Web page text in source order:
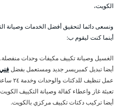
الكويت،
ونسعى دائما لتحقيق أفضل الخدمات وصيانة
أينما كنت ليقوم ب:
الغسيل وصيانة تكييف مكيفات وحدات منفصلة.
أيضا تبديل كمبريسر جديد ومستعمل بفضل
عمل تنظيف للدكتات والوحدات وخدمة ٢٤ ساعة.
تعبئة غاز واعطاء كفالة وصيانة التكييف
أيضا تركيب دكتات تكييف مركزي بالكويت.